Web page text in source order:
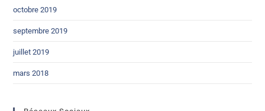
octobre 2019
septembre 2019
juillet 2019
mars 2018